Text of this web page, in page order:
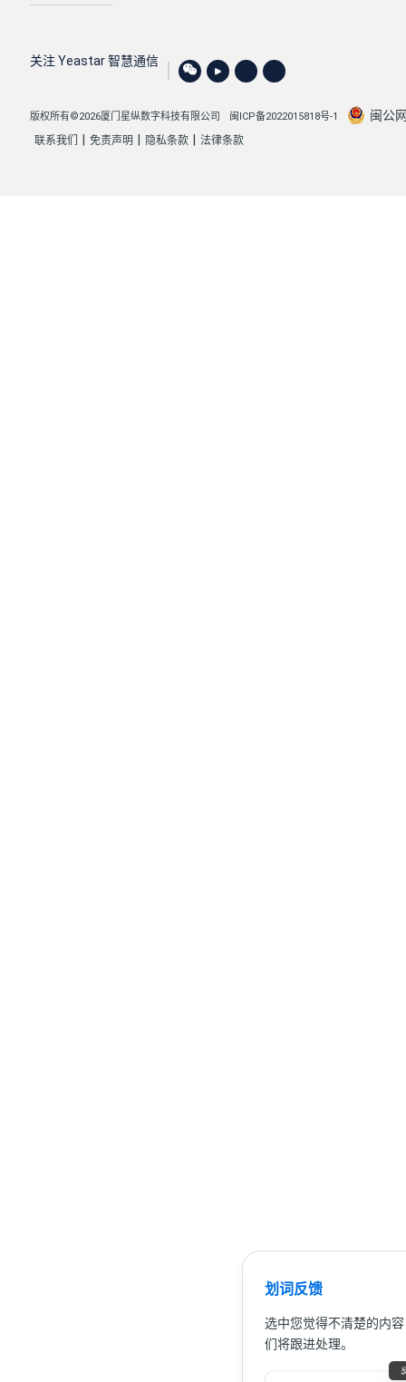
划词反馈
选中您觉得不清楚的内
们将跟进处理。
关注 Yeastar 智慧通信
版权所有©2026厦门星纵数字科技有限公司 闽ICP备2022015818号-1 闽公
联系我们 免责声明 隐私条款 法律条款